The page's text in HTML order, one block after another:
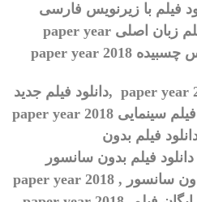
فیلم با زیرنویس فارسی
زبان اصلی paper year
چسبیده paper year 2018
paper year ,دانلود فیلم جدید
فیلم سینمایی paper year 2018
فیلم بدون
دانلود فیلم بدون سانسور
سانسور , paper year 2018